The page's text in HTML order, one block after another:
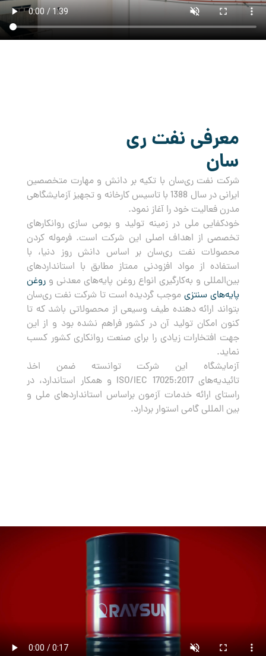
معرفی نفت ری
سان
شرکت نفت ری‌سان با تکیه بر دانش و مهارت متخصصین
ایرانی در سال 1388 با تاسیس کارخانه و تجهیز آزمایشگاهی
مدرن فعالیت خود را آغاز نمود.
خودکفایی ملی در زمینه تولید و بومی سازی روانکارهای
تخصصی از اهداف اصلی این شرکت است. فرموله کردن
محصولات نفت ری‌سان بر اساس دانش روز دنیا، با
استفاده از مواد افزودنی ممتاز مطابق با استانداردهای
بین‌المللی و به‌کارگیری انواع روغن پایه‌های معدنی وروغن
پایه‌های سنتزیموجب گردیده است تا شرکت نفت ری‌سان
بتواند ارائه دهنده طیف وسیعی از محصولاتی باشد که تا
کنون امکان تولید آن در کشور فراهم نشده بود و از این
جهت افتخارات زیادی را برای صنعت روانکاری کشور کسب
نماید.
آزمایشگاه این شرکت توانسته ضمن اخذ
تائیدیه‌های ISO/IEC 17025:2017 و همکار استاندارد، در
راستای ارائه خدمات آزمون براساس استانداردهای ملی و
بین المللی گامی استوار بردارد.